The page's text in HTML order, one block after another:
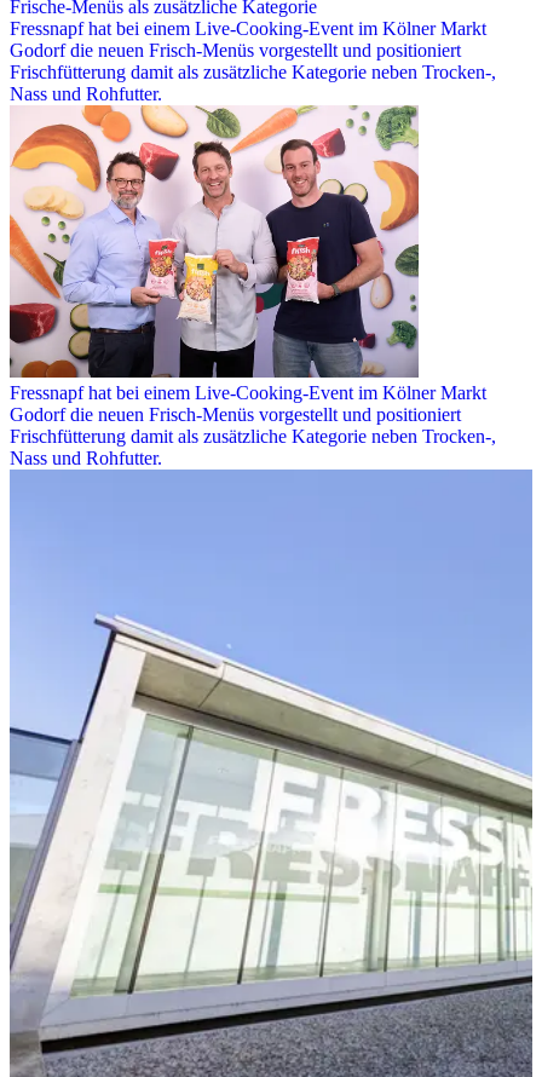
Frische-Menüs als zusätzliche Kategorie
Fressnapf hat bei einem Live-Cooking-Event im Kölner Markt
Godorf die neuen Frisch-Menüs vorgestellt und positioniert
Frischfütterung damit als zusätzliche Kategorie neben Trocken-,
Nass und Rohfutter.
Fressnapf hat bei einem Live-Cooking-Event im Kölner Markt
Godorf die neuen Frisch-Menüs vorgestellt und positioniert
Frischfütterung damit als zusätzliche Kategorie neben Trocken-,
Nass und Rohfutter.